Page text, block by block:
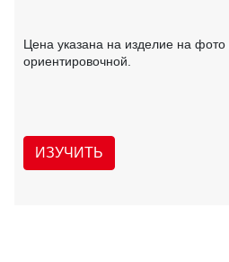
Цена указана на изделие на фото
ориентировочной.
ИЗУЧИТЬ